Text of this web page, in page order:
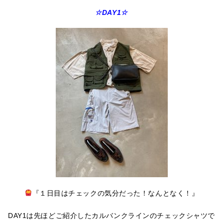
☆DAY1☆
『１日目はチェックの気分だった！なんとなく！』
DAY1は先ほどご紹介したカルバンクラインのチェックシャツで